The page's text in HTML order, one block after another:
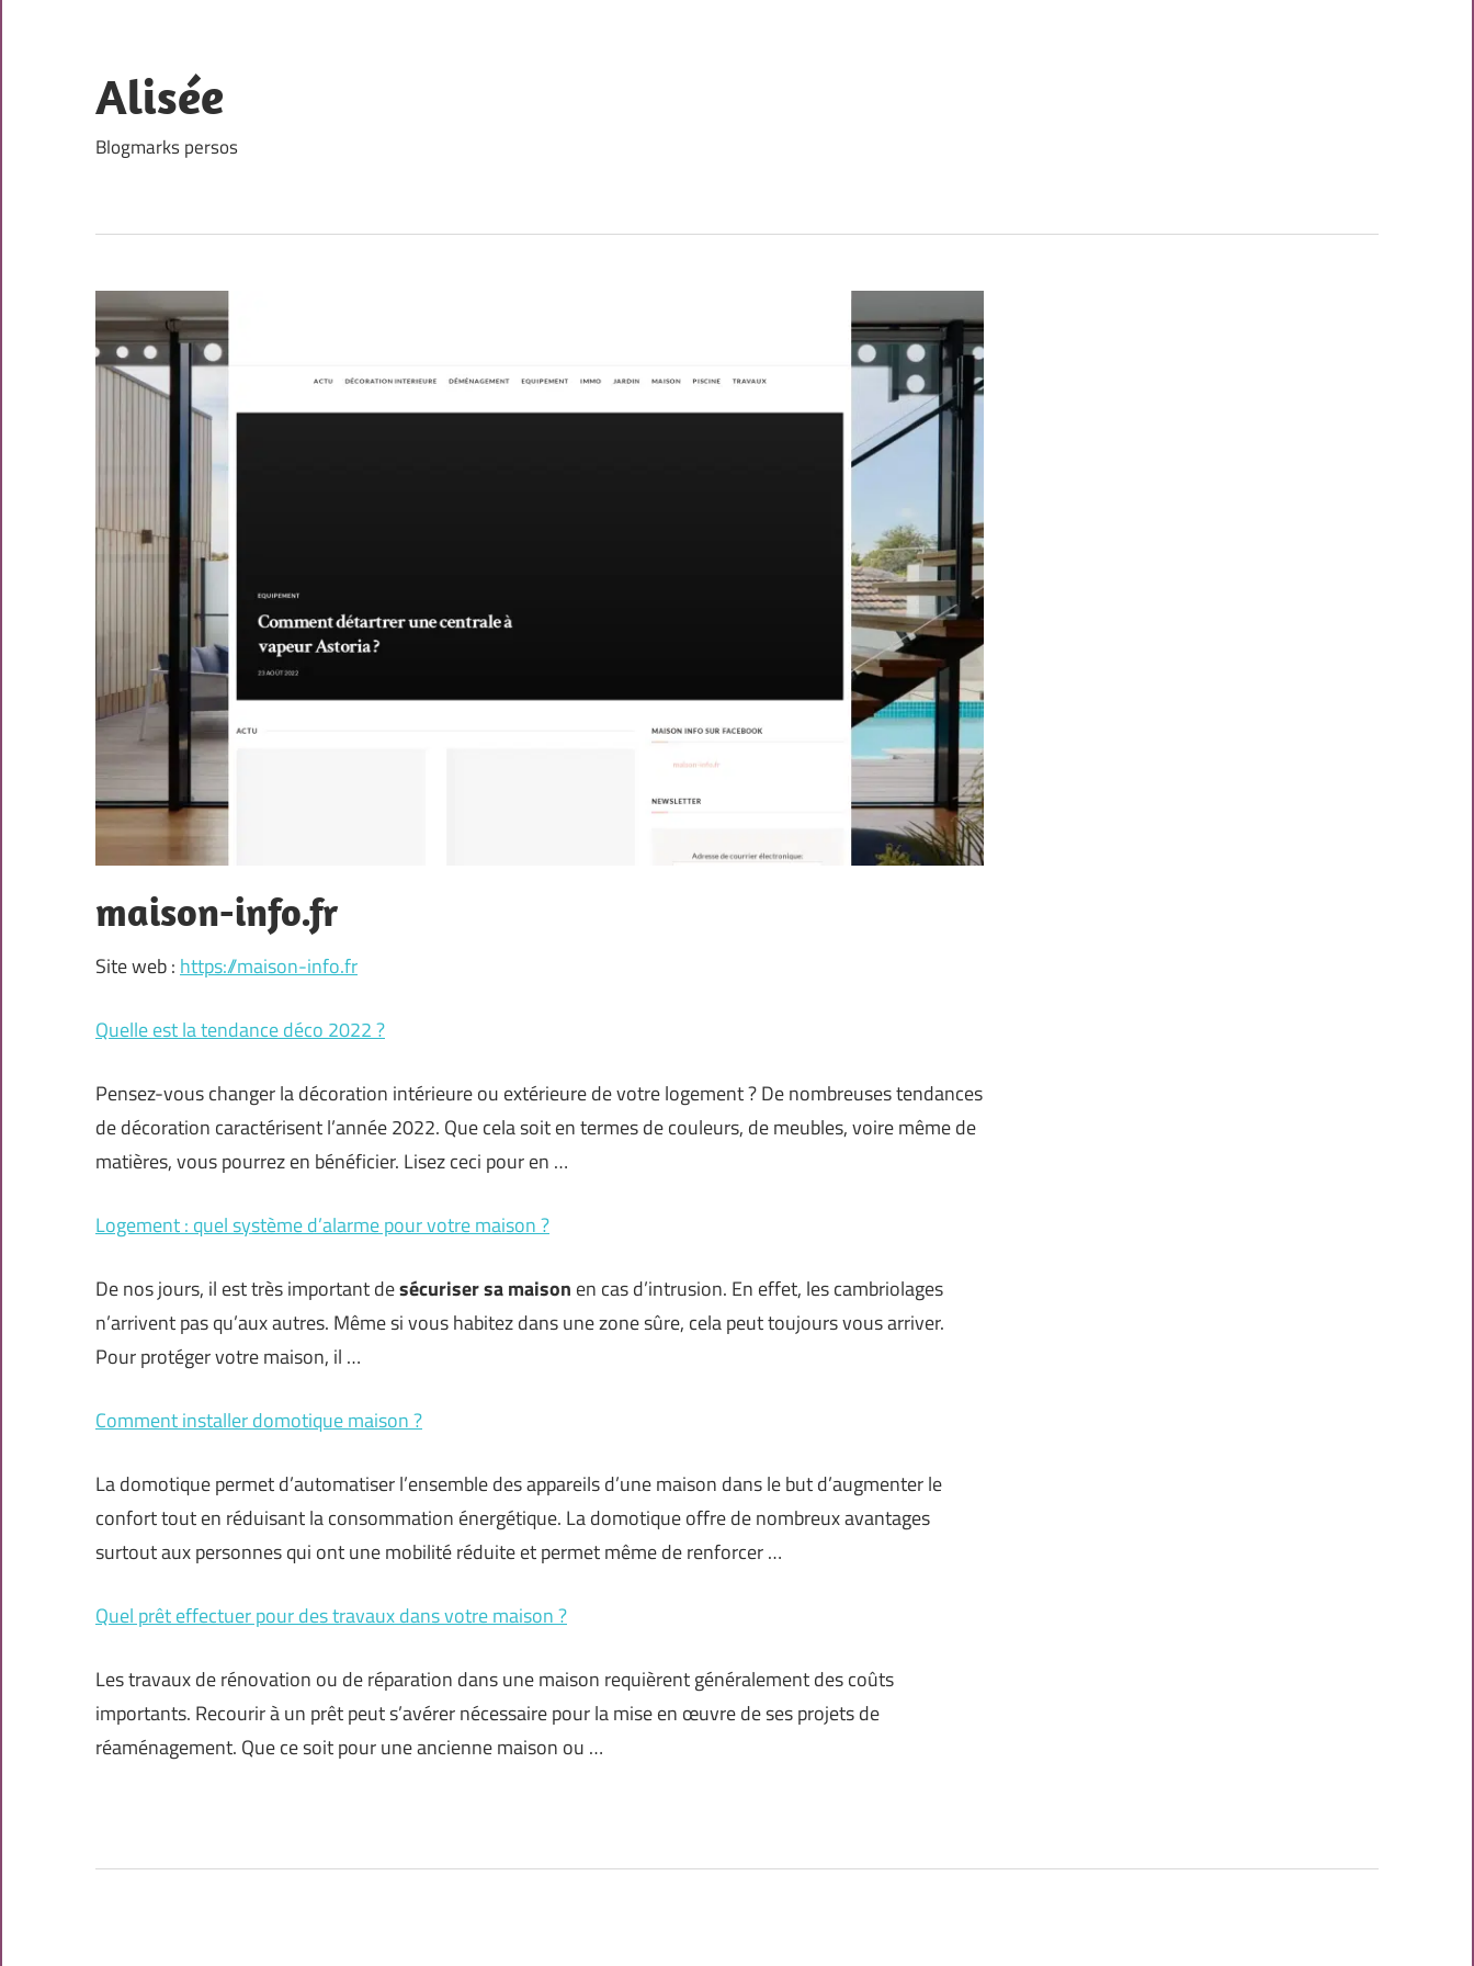
content
Alisée
Blogmarks persos
maison-info.fr
Site web : https://maison-info.fr
Quelle est la tendance déco 2022 ?
Pensez-vous changer la décoration intérieure ou extérieure de votre logement ? De nombreuses tendances
de décoration caractérisent l’année 2022. Que cela soit en termes de couleurs, de meubles, voire même de
matières, vous pourrez en bénéficier. Lisez ceci pour en …
Logement : quel système d’alarme pour votre maison ?
De nos jours, il est très important desécuriser sa maison en cas d’intrusion. En effet, les cambriolages
n’arrivent pas qu’aux autres. Même si vous habitez dans une zone sûre, cela peut toujours vous arriver.
Pour protéger votre maison, il …
Comment installer domotique maison ?
La domotique permet d’automatiser l’ensemble des appareils d’une maison dans le but d’augmenter le
confort tout en réduisant la consommation énergétique. La domotique offre de nombreux avantages
surtout aux personnes qui ont une mobilité réduite et permet même de renforcer …
Quel prêt effectuer pour des travaux dans votre maison ?
Les travaux de rénovation ou de réparation dans une maison requièrent généralement des coûts
importants. Recourir à un prêt peut s’avérer nécessaire pour la mise en œuvre de ses projets de
réaménagement. Que ce soit pour une ancienne maison ou …